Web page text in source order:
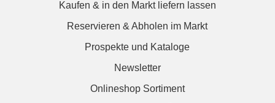
Kaufen & in den Markt liefern lassen
Reservieren & Abholen im Markt
Prospekte und Kataloge
Newsletter
Onlineshop Sortiment